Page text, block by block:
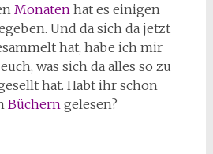
Monaten hat es einigen
Und da sich da jetzt
hat, habe ich mir
was sich da alles so zu
hat. Habt ihr schon
Büchern gelesen?